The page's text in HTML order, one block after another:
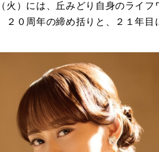
火）には、丘みどり自身のライ
２０周年の締め括りと、２１年